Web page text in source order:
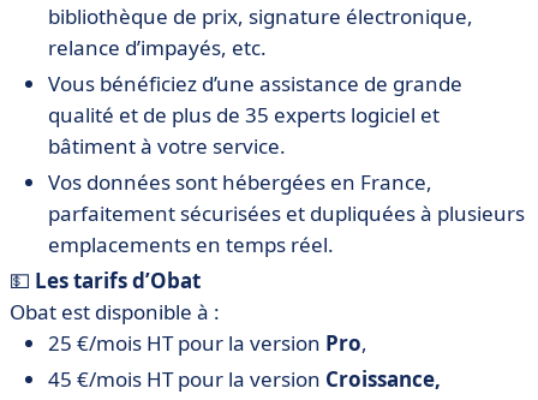
bibliothèque de prix, signature électronique,
relance d’impayés, etc.
Vous bénéficiez d’une assistance de grande
qualité et de plus de 35 experts logiciel et
bâtiment à votre service.
Vos données sont hébergées en France,
parfaitement sécurisées et dupliquées à plusieurs
emplacements en temps réel.
💵 Les tarifs d’Obat
Obat est disponible à :
25 €/mois HT pour la version Pro,
45 €/mois HT pour la version Croissance,